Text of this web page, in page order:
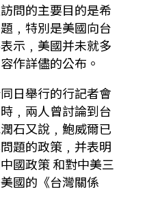
問的主要目的是希
﹐特別是美國向台
示﹐美國并未就多
作詳儘的公布。
日舉行的行記者會
﹐兩人曾討論到台
石又說﹐鮑威爾已
題的政策﹐并表明
國政策 和對中美三
國的《台灣關係